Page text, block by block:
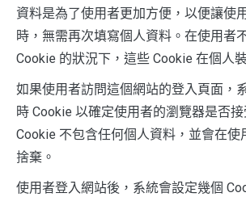
資料是為了使用者更加方便，以便讓使
時，無需再次填寫個人資料。在使用者
Cookie 的狀況下，這些 Cookie 在個人
如果使用者訪問這個網站的登入頁面，
時 Cookie 以確定使用者的瀏覽器是否
Cookie 不包含任何個人資料，並會在使
捨棄。
使用者登入網站後，系統會設定幾個